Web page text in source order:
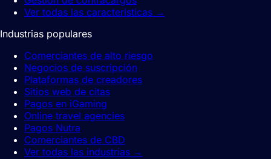
Ver todas las características →
Industrias populares
Comerciantes de alto riesgo
Negocios de suscripción
Plataformas de creadores
Sitios web de citas
Pagos en iGaming
Online travel agencies
Pagos Nutra
Comerciantes de CBD
Ver todas las industrias →